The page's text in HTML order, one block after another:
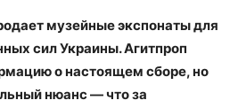
музейные экспонаты для
сил Украины. Агитпроп
о настоящем сборе, но
нюанс — что за